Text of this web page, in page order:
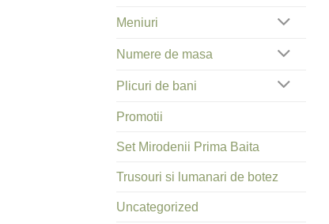
Meniuri
Numere de masa
Plicuri de bani
Promotii
Set Mirodenii Prima Baita
Trusouri si lumanari de botez
Uncategorized